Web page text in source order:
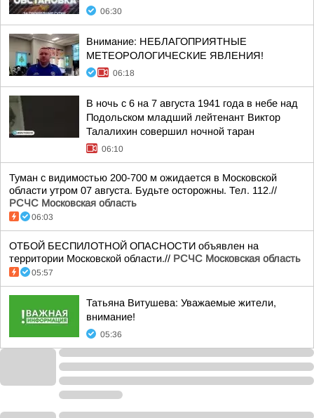
06:30
Внимание: НЕБЛАГОПРИЯТНЫЕ
МЕТЕОРОЛОГИЧЕСКИЕ ЯВЛЕНИЯ!
06:18
В ночь с 6 на 7 августа 1941 года в небе над
Подольском младший лейтенант Виктор
Талалихин совершил ночной таран
06:10
Туман с видимостью 200-700 м ожидается в Московской
области утром 07 августа. Будьте осторожны. Тел. 112.//
РСЧС Московская область
06:03
ОТБОЙ БЕСПИЛОТНОЙ ОПАСНОСТИ объявлен на
территории Московской области.// РСЧС Московская область
05:57
Татьяна Витушева: Уважаемые жители,
внимание!
05:36